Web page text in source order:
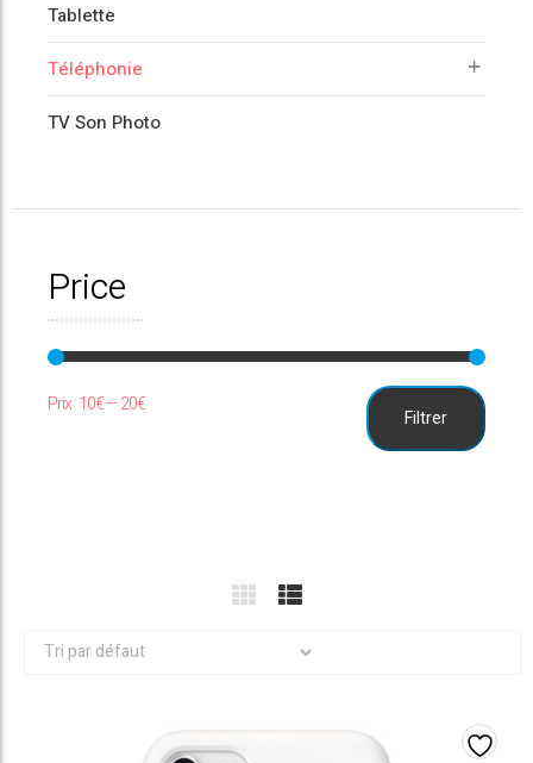
Tablette
Téléphonie
TV Son Photo
Price
Prix
Prix
Filtrer
Prix :10€—20€